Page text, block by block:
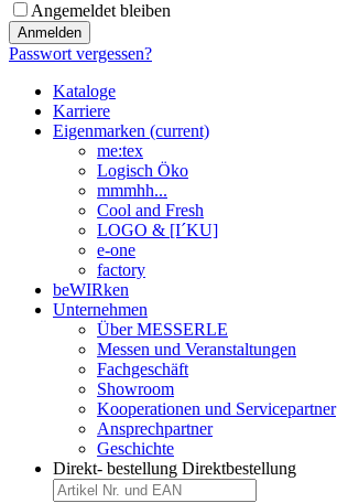
Angemeldet bleiben
Anmelden
Passwort vergessen?
Kataloge
Karriere
Eigenmarken (current)
me:tex
Logisch Öko
mmmhh...
Cool and Fresh
LOGO & [I´KU]
e-one
factory
beWIRken
Unternehmen
Über MESSERLE
Messen und Veranstaltungen
Fachgeschäft
Showroom
Kooperationen und Servicepartner
Ansprechpartner
Geschichte
Direkt- bestellung Direktbestellung